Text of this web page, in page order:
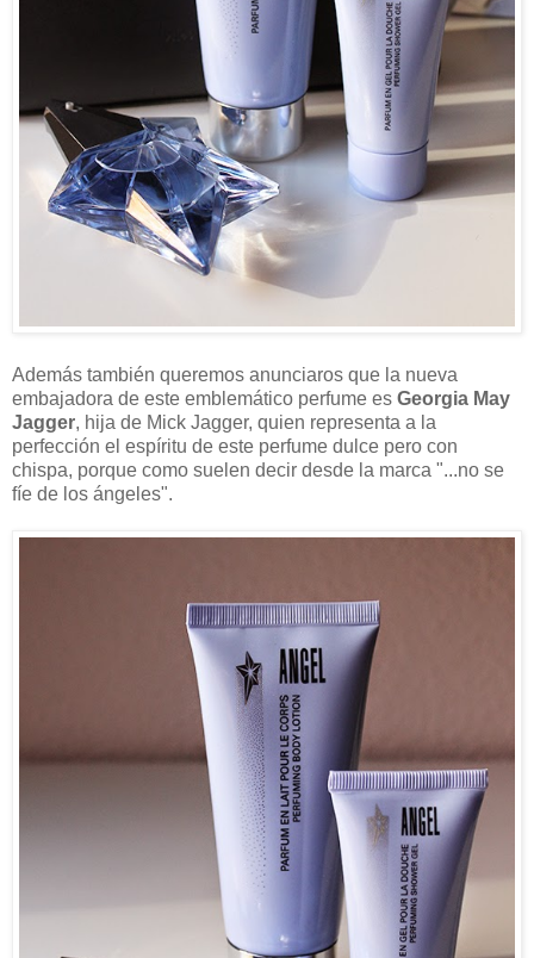
Además también queremos anunciaros que la nueva
embajadora de este emblemático perfume es Georgia May
Jagger, hija de Mick Jagger, quien representa a la
perfección el espíritu de este perfume dulce pero con
chispa, porque como suelen decir desde la marca "...no se
fíe de los ángeles".